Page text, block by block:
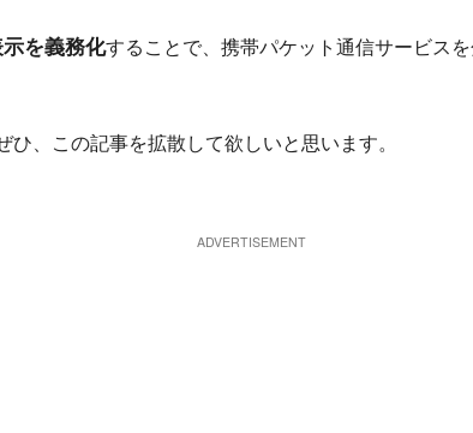
を義務化することで、携帯パケット通信サービス
、この記事を拡散して欲しいと思います。